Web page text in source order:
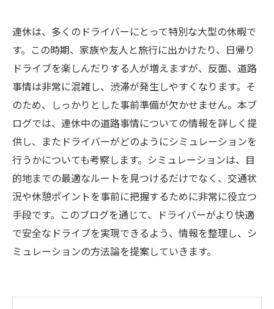
連休は、多くのドライバーにとって特別な大型の休暇で
す。この時期、家族や友人と旅行に出かけたり、日帰り
ドライブを楽しんだりする人が増えますが、反面、道路
事情は非常に混雑し、渋滞が発生しやすくなります。そ
のため、しっかりとした事前準備が欠かせません。本ブ
ログでは、連休中の道路事情についての情報を詳しく提
供し、またドライバーがどのようにシミュレーションを
行うかについても考察します。シミュレーションは、目
的地までの最適なルートを見つけるだけでなく、交通状
況や休憩ポイントを事前に把握するために非常に役立つ
手段です。このブログを通じて、ドライバーがより快適
で安全なドライブを実現できるよう、情報を整理し、シ
ミュレーションの方法論を提案していきます。